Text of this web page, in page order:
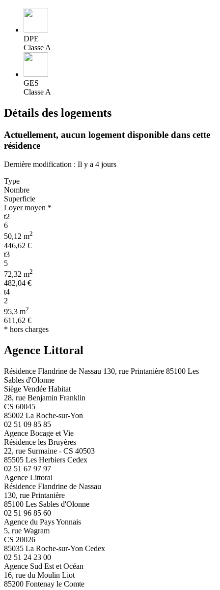
DPE
Classe A
GES
Classe A
Détails des logements
Actuellement, aucun logement disponible dans cette
résidence
Dernière modification : Il y a 4 jours
Type
Nombre
Superficie
Loyer moyen *
t2
6
50,12 m2
446,62 €
t3
5
72,32 m2
482,04 €
t4
2
95,3 m2
611,62 €
* hors charges
Agence Littoral
Résidence Flandrine de Nassau 130, rue Printanière 85100 Les
Sables d'Olonne
Siège Vendée Habitat
28, rue Benjamin Franklin
CS 60045
85002 La Roche-sur-Yon
02 51 09 85 85
Agence Bocage et Vie
Résidence les Bruyères
22, rue Surmaine - CS 40503
85505 Les Herbiers Cedex
02 51 67 97 97
Agence Littoral
Résidence Flandrine de Nassau
130, rue Printanière
85100 Les Sables d'Olonne
02 51 96 85 60
Agence du Pays Yonnais
5, rue Wagram
CS 20026
85035 La Roche-sur-Yon Cedex
02 51 24 23 00
Agence Sud Est et Océan
16, rue du Moulin Liot
85200 Fontenay le Comte